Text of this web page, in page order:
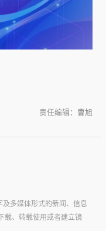
责任编辑：曹旭
多媒体形式的新闻、信息
载、转载使用或者建立镜